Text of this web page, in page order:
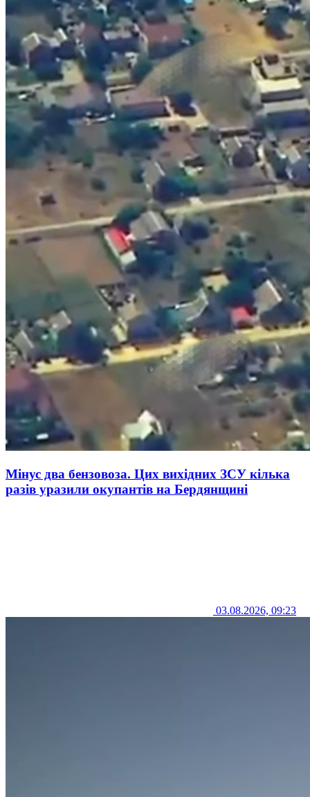
Мінус два бензовоза. Цих вихідних ЗСУ кілька
разів уразили окупантів на Бердянщині
03.08.2026, 09:23